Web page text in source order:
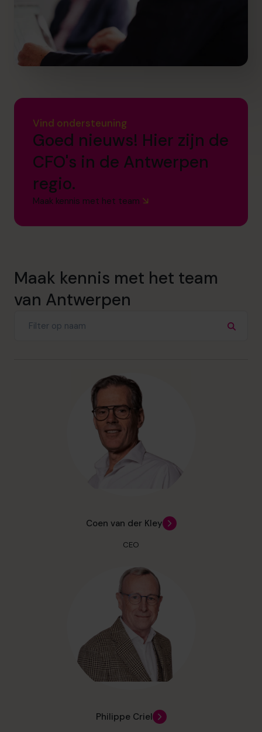
Vind ondersteuning
Goed nieuws! Hier zijn de
CFO's in de Antwerpen
regio.
Maak kennis met het team
Maak kennis met het team
van Antwerpen
Coen van der Kley
CEO
Philippe Criel